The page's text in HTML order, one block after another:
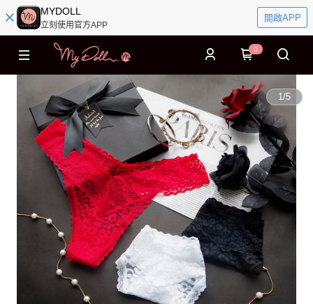
MYDOLL
立刻使用官方APP
開啟APP
0
1/5